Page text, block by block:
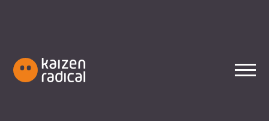
Notre blogue